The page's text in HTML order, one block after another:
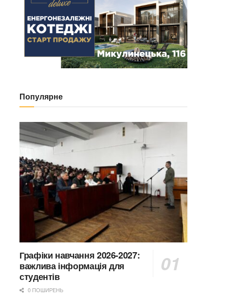
Популярне
Графіки навчання 2026-2027:
важлива інформація для
студентів
0 ПОШИРЕНЬ